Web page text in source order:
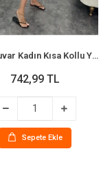
Bidebuvar Kadın Kısa Kollu Yırtmaç Detaylı Salaş Viskon Elbise
742,99 TL
Sepete Ekle